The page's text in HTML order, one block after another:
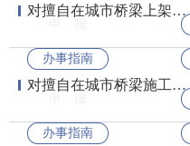
对擅自在城市桥梁上架设各类管线、设置广告等辅助物的处罚
对擅自在城市桥梁施工控制范围内从事河道疏浚、挖掘、打桩、地下管道顶进、...
办事指南
办事指南